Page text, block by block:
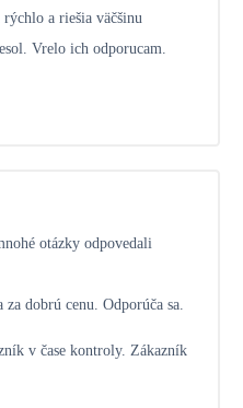
a riešia väčšinu
Vrelo ich odporucam.
otázky odpovedali
dobrú cenu. Odporúča sa.
v čase kontroly. Zákazník